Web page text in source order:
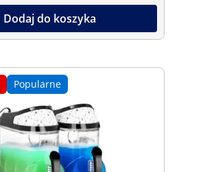
Dodaj do koszyka
Popularne